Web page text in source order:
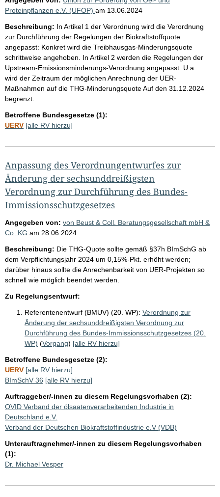
Proteinpflanzen e.V. (UFOP) am 13.06.2024
Beschreibung: In Artikel 1 der Verordnung wird die Verordnung
zur Durchführung der Regelungen der Biokraftstoffquote
angepasst: Konkret wird die Treibhausgas-Minderungsquote
schrittweise angehoben. In Artikel 2 werden die Regelungen der
Upstream-Emissionsminderungs-Verordnung angepasst. U.a.
wird der Zeitraum der möglichen Anrechnung der UER-
Maßnahmen auf die THG-Minderungsquote Auf den 31.12.2024
begrenzt.
Betroffene Bundesgesetze (1):
UERV [alle RV hierzu]
Anpassung des Verordnungentwurfes zur
Änderung der sechsunddreißigsten
Verordnung zur Durchführung des Bundes-
Immissionsschutzgesetzes
Angegeben von: von Beust & Coll. Beratungsgesellschaft mbH &
Co. KG am 28.06.2024
Beschreibung: Die THG-Quote sollte gemäß §37h BImSchG ab
dem Verpflichtungsjahr 2024 um 0,15%-Pkt. erhöht werden;
darüber hinaus sollte die Anrechenbarkeit von UER-Projekten so
schnell wie möglich beendet werden.
Zu Regelungsentwurf:
Referentenentwurf (BMUV) (20. WP): Verordnung zur
Änderung der sechsunddreißigsten Verordnung zur
Durchführung des Bundes-Immissionsschutzgesetzes (20.
WP) (Vorgang) [alle RV hierzu]
Betroffene Bundesgesetze (2):
UERV [alle RV hierzu]
BImSchV 36 [alle RV hierzu]
Auftraggeber/-innen zu diesem Regelungsvorhaben (2):
OVID Verband der ölsaatenverarbeitenden Industrie in
Deutschland e.V.
Verband der Deutschen Biokraftstoffindustrie e.V (VDB)
Unterauftragnehmer/-innen zu diesem Regelungsvorhaben
(1):
Dr. Michael Vesper